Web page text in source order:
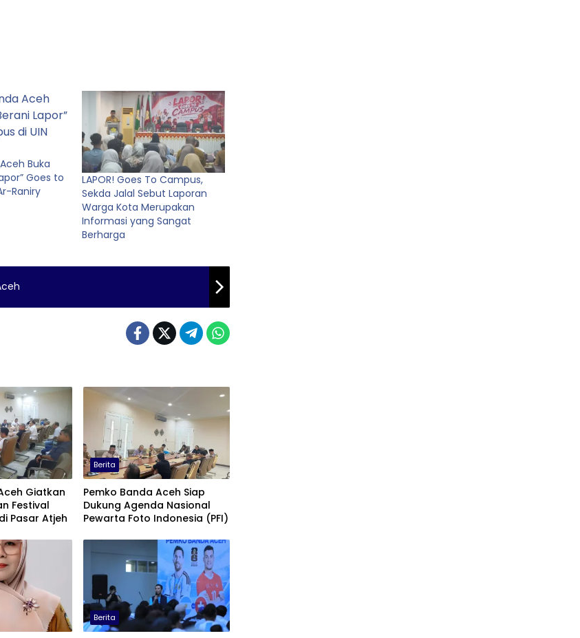
Buka
Goes to
Raniry
LAPOR! Goes To Campus,
Sekda Jalal Sebut Laporan
Warga Kota Merupakan
Informasi yang Sangat
Berharga
Giatkan
Festival
Pasar Atjeh
Berita
Pemko Banda Aceh Siap
Dukung Agenda Nasional
Pewarta Foto Indonesia (PFI)
Berita